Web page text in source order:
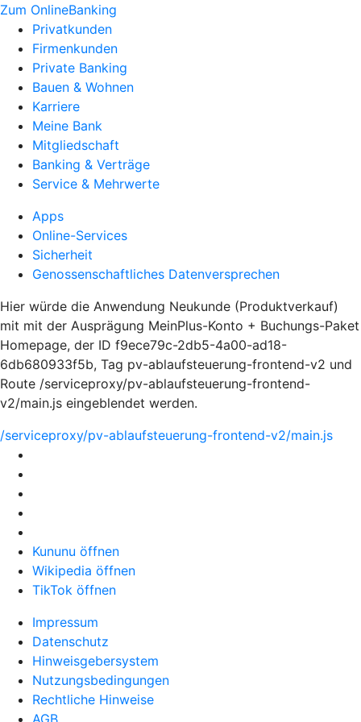
Zum OnlineBanking
Privatkunden
Firmenkunden
Private Banking
Bauen & Wohnen
Karriere
Meine Bank
Mitgliedschaft
Banking & Verträge
Service & Mehrwerte
Apps
Online-Services
Sicherheit
Genossenschaftliches Datenversprechen
Hier würde die Anwendung Neukunde (Produktverkauf)
mit mit der Ausprägung MeinPlus-Konto + Buchungs-Paket
Homepage, der ID f9ece79c-2db5-4a00-ad18-
6db680933f5b, Tag pv-ablaufsteuerung-frontend-v2 und
Route /serviceproxy/pv-ablaufsteuerung-frontend-
v2/main.js eingeblendet werden.
/serviceproxy/pv-ablaufsteuerung-frontend-v2/main.js
Kununu öffnen
Wikipedia öffnen
TikTok öffnen
Impressum
Datenschutz
Hinweisgebersystem
Nutzungsbedingungen
Rechtliche Hinweise
AGB